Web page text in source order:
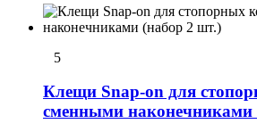
5
Клещи Snap-on для
сменными наконечниками